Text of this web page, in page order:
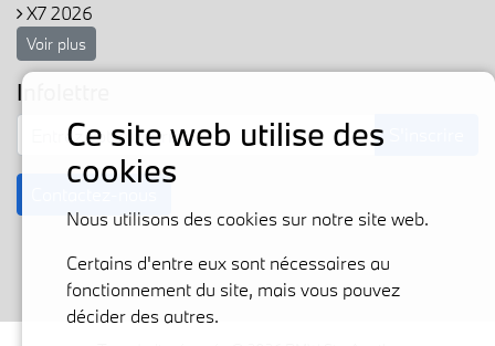
X7 2026
Voir plus
Infolettre
Ce site web utilise des
cookies
Nous utilisons des cookies sur notre site web.
Certains d'entre eux sont nécessaires au
fonctionnement du site, mais vous pouvez
décider des autres.